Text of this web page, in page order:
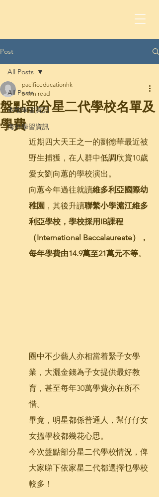
Post
All Posts
本地學習資訊
海外學習資訊
All Posts
盤點部分星二代學校名單及
學費
pacificeducationhk
5 min read
近期四大天王之一的劉德華最近被
野生捕獲，在人群中低調欣賞10歲
愛女劉向蕙的學校演出。
向蕙今年過往就讀維多利亞國際幼
稚園 ，其後升讀聯繫小學滬江維多
利亞學校，學校採用IB課程
（International Baccalaureate），
每年學費由14.9萬至21萬元不等。
圈中不少藝人亦相當着緊子女學
業，大灑金錢為子女提供最好教
育，甚至每年30萬學費亦在所不
惜。
畢竟，明星都係普通人，幫仔仔女
女搵學校都幾花心思。
今次盤點部分星二代學校情況，俾
大家睇下依家星二代都選擇乜學校
較多！